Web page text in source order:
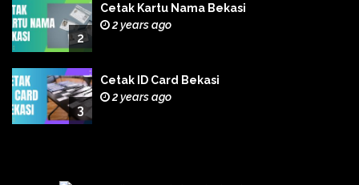
2
Cetak Kartu Nama Bekasi
2 years ago
3
Cetak ID Card Bekasi
2 years ago